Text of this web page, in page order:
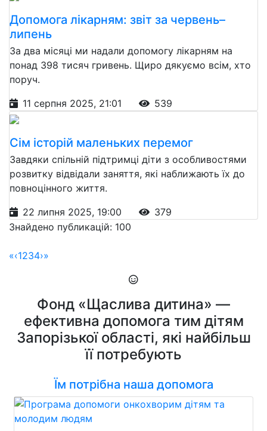
Допомога лікарням: звіт за червень–
липень
За два місяці ми надали допомогу лікарням на
понад 398 тисяч гривень. Щиро дякуємо всім, хто
поруч.
11 серпня 2025, 21:01
539
Сім історій маленьких перемог
Завдяки спільній підтримці діти з особливостями
розвитку відвідали заняття, які наближають їх до
повноцінного життя.
22 липня 2025, 19:00
379
Знайдено публикацій: 100
«‹1234›»
Фонд «Щаслива дитина» —
ефективна допомога тим дітям
Запорізької області, які найбільш
її потребують
Їм потрібна наша допомога